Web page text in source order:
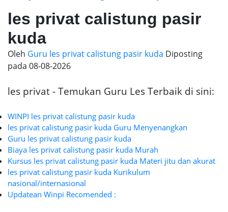
les privat calistung pasir
kuda
Oleh Guru les privat calistung pasir kuda Diposting
pada 08-08-2026
les privat - Temukan Guru Les Terbaik di sini:
WINPI les privat calistung pasir kuda
les privat calistung pasir kuda Guru Menyenangkan
Guru les privat calistung pasir kuda
Biaya les privat calistung pasir kuda Murah
Kursus les privat calistung pasir kuda Materi jitu dan akurat
les privat calistung pasir kuda Kurikulum
nasional/internasional
Updatean Winpi Recomended :